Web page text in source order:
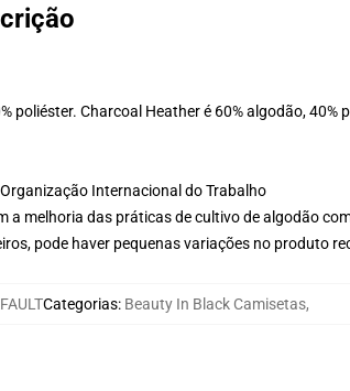
poliéster. Charcoal Heather é 60% algodão, 40%
Internacional do Trabalho
melhoria das práticas de cultivo de algodão
pode haver pequenas variações no produto
Categorias: Beauty In Black Camisetas,